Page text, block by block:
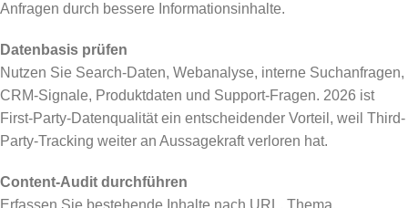
Anfragen durch bessere Informationsinhalte.
Datenbasis prüfen
Nutzen Sie Search-Daten, Webanalyse, interne Suchanfragen,
CRM-Signale, Produktdaten und Support-Fragen. 2026 ist
First-Party-Datenqualität ein entscheidender Vorteil, weil Third-
Party-Tracking weiter an Aussagekraft verloren hat.
Content-Audit durchführen
Erfassen Sie bestehende Inhalte nach URL, Thema,